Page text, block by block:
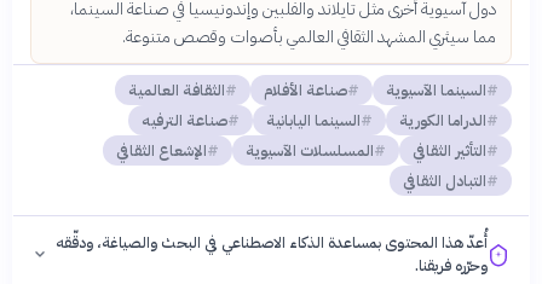
دول آسيوية أخرى مثل تايلاند والفلبين وإندونيسيا في صناعة السينما،
مما سيثري المشهد الثقافي العالمي بأصوات وقصص متنوعة.
السينما الآسيوية صناعة الأفلام
الثقافة العالمية
الدراما الكورية
السينما اليابانية
صناعة الترفيه
التأثير الثقافي
المسلسلات الآسيوية
الإشعاع الثقافي
التبادل الثقافي
أُعدّ هذا المحتوى بمساعدة الذكاء الاصطناعي في البحث والصياغة، ودقّقه
وحرّره فريقنا.